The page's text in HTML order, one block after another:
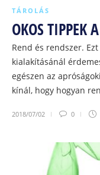
TÁROLÁS
OKOS TIPPEK
Rend és rendszer.
kialakításánál
egészen az
kínál, hogy hogyan
2018/07/02 0